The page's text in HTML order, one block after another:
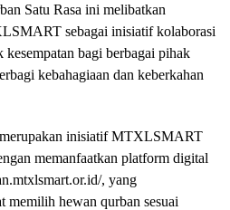
Satu Rasa ini melibatkan
sebagai inisiatif kolaborasi
bagi berbagai pihak
kebahagiaan dan keberkahan
merupakan inisiatif MTXLSMART
memanfaatkan platform digital
, yang
memilih hewan qurban sesuai